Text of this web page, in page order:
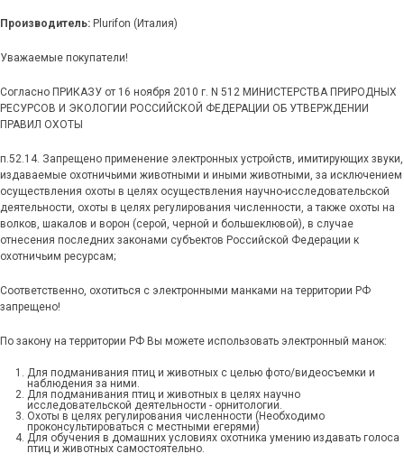
Производитель: Plurifon (Италия)
Уважаемые покупатели!
Согласно ПРИКАЗУ от 16 ноября 2010 г. N 512 МИНИСТЕРСТВА ПРИРОДНЫХ
РЕСУРСОВ И ЭКОЛОГИИ РОССИЙСКОЙ ФЕДЕРАЦИИ ОБ УТВЕРЖДЕНИИ
ПРАВИЛ ОХОТЫ
п.52.14. Запрещено применение электронных устройств, имитирующих звуки,
издаваемые охотничьими животными и иными животными, за исключением
осуществления охоты в целях осуществления научно-исследовательской
деятельности, охоты в целях регулирования численности, а также охоты на
волков, шакалов и ворон (серой, черной и большеклювой), в случае
отнесения последних законами субъектов Российской Федерации к
охотничьим ресурсам;
Соответственно, охотиться с электронными манками на территории РФ
запрещено!
По закону на территории РФ Вы можете использовать электронный манок:
Для подманивания птиц и животных с целью фото/видеосъемки и
наблюдения за ними.
Для подманивания птиц и животных в целях научно
исследовательской деятельности - орнитологии.
Охоты в целях регулирования численности (Необходимо
проконсультироваться с местными егерями)
Для обучения в домашних условиях охотника умению издавать голоса
птиц и животных самостоятельно.